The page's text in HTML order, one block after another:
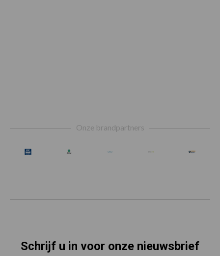
Onze brandpartners
Schrijf u in voor onze nieuwsbrief